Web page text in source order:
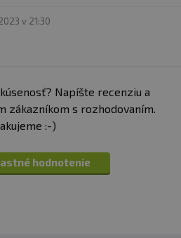
v 21:30
Napíšte recenziu a
zákazníkom s rozhodovaním.
:-)
hodnotenie